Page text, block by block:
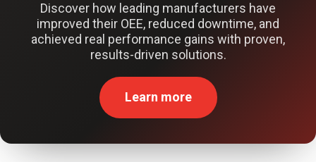
Discover how leading manufacturers have
improved their OEE, reduced downtime, and
achieved real performance gains with proven,
results-driven solutions.
Learn more